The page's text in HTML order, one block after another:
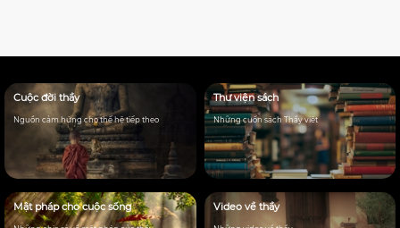
Cuộc đời thầy
Nguồn cảm hứng cho thế hệ tiếp theo
Thư viện sách
Những cuốn sách Thầy viêt
Mật pháp cho cuộc sống Video về thầy